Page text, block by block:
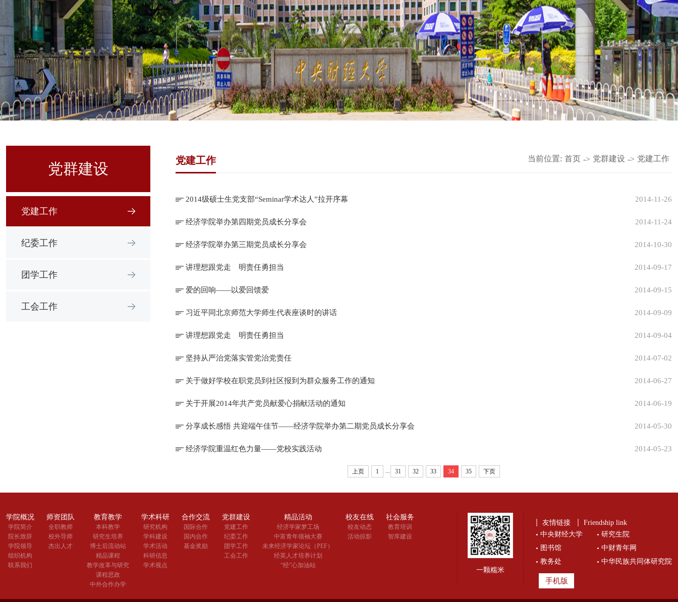
党群建设
党建工作
纪委工作
团学工作
工会工作
党建工作 当前位置: 首页 -> 党群建设 -> 党建工作
2014级硕士生党支部“Seminar学术达人”拉开序幕 2014-11-26
经济学院举办第四期党员成长分享会 2014-11-24
经济学院举办第三期党员成长分享会 2014-10-30
讲理想跟党走 明责任勇担当 2014-09-17
爱的回响——以爱回馈爱 2014-09-15
习近平同北京师范大学师生代表座谈时的讲话 2014-09-09
讲理想跟党走 明责任勇担当 2014-09-04
坚持从严治党落实管党治党责任 2014-07-02
关于做好学校在职党员到社区报到为群众服务工作的通知 2014-06-27
关于开展2014年共产党员献爱心捐献活动的通知 2014-06-19
分享成长感悟 共迎端午佳节——经济学院举办第二期党员成长分享会 2014-05-30
经济学院重温红色力量——党校实践活动 2014-05-23
上页 1 31 32 33 34 35 下页
学院概况
学院简介
院长致辞
学院领导
组织机构
联系我们
师资团队
全职教师
校外导师
杰出人才
教育教学
本科教学
研究生培养
博士后流动站
精品课程
教学改革与研究
课程思政
中外合作办学
学术科研
研究机构
学科建设
学术活动
科研信息
学术视点
合作交流
国际合作
国内合作
基金奖励
党群建设
党建工作
纪委工作
团学工作
工会工作
精品活动
经济学家梦工场
中富青年领袖大赛
未来经济学家论坛（PEF）
经英人才培养计划
“经”心加油站
校友在线
校友动态
活动掠影
社会服务
教育培训
智库建设
一颗糯米
友情链接
Friendship link
中央财经大学
图书馆
教务处
研究生院
中财青年网
中华民族共同体研究院
手机版